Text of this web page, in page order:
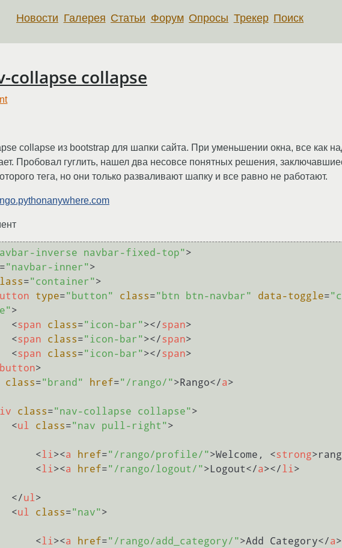
Новости Галерея Статьи Форум Опросы Трекер Поиск
collapse collapse
collapse из bootstrap для шапки сайта. При уменьшении окна, все как
Пробовал гуглить, нашел два несовсе понятных решения,
тега, но они только разваливают шапку и все равно не работают.
inverse navbar-fixed-top">
="navbar-inner">
="container">
type="button" class="btn btn-navbar" data-toggle=
>
<span class="icon-bar"></span>
<span class="icon-bar"></span>
<span class="icon-bar"></span>
button>
class="brand" href="/rango/"> Rango</a>
class="nav-collapse collapse">
<ul class="nav pull-right">
<li><a href="/rango/profile/">Welcome, <strong>
<li><a href="/rango/logout/"> Logout</a></li>
</ul>
<ul class="nav">
<li><a href="/rango/add_category/">Add Category</a>